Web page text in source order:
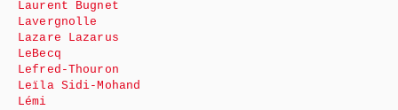
Laurent Bugnet
Lavergnolle
Lazare Lazarus
LeBecq
Lefred-Thouron
Leïla Sidi-Mohand
Lémi